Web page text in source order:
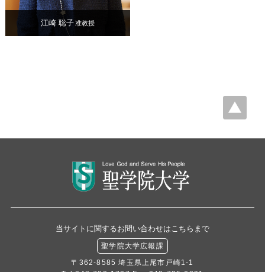
江崎 聡子准教授
当サイトに関するお問い合わせはこちらまで
聖学院大学広報課
〒362-8585 埼玉県上尾市戸崎1-1